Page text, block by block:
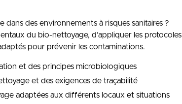
des environnements à risques sanitaires ?
du bio-nettoyage, d’appliquer les protocoles
pour prévenir les contaminations.
et des principes microbiologiques
et des exigences de traçabilité
adaptées aux différents locaux et situations